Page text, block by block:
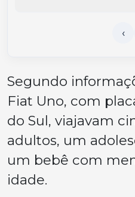
Segundo
Fiat Uno, com
do Sul, viajavam
adultos, um
um bebê com
idade.